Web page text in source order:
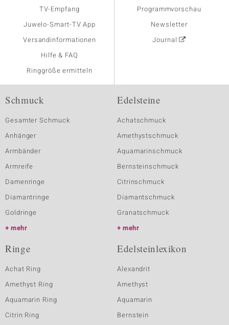
TV-Empfang
Juwelo-Smart-TV App
Versandinformationen
Hilfe & FAQ
Ringgröße ermitteln
Programmvorschau
Newsletter
Journal
Schmuck
Gesamter Schmuck
Anhänger
Armbänder
Armreife
Damenringe
Diamantringe
Goldringe
mehr
Edelsteine
Achatschmuck
Amethystschmuck
Aquamarinschmuck
Bernsteinschmuck
Citrinschmuck
Diamantschmuck
Granatschmuck
mehr
Ringe
Achat Ring
Amethyst Ring
Aquamarin Ring
Citrin Ring
Edelsteinlexikon
Alexandrit
Amethyst
Aquamarin
Bernstein